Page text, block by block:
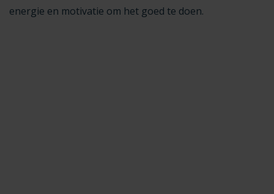
energie en motivatie om het goed te doen.